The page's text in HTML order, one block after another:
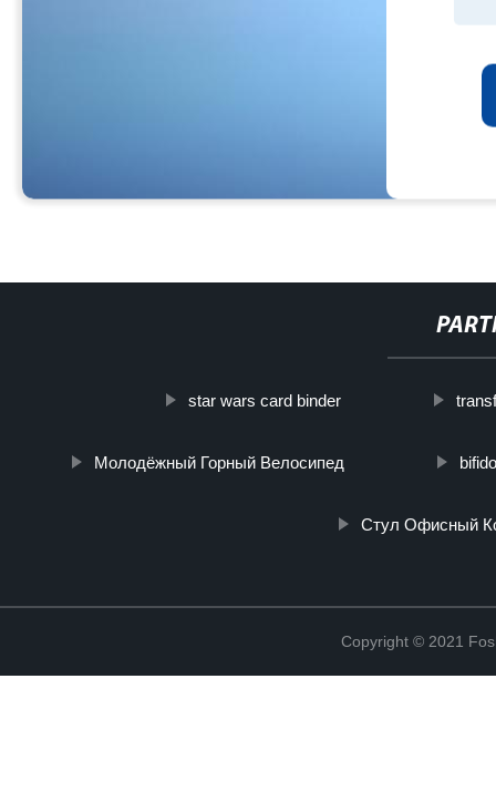
star wars card binder
Молодёжный Горный Велосипед
Стул Офисный
Copyright © 2021